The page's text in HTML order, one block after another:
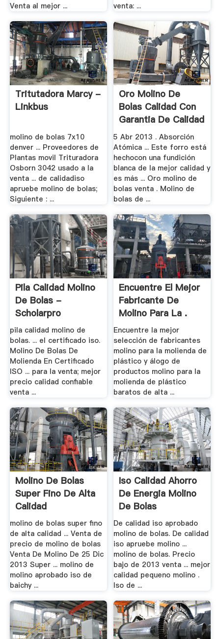
Venta al mejor ...
venta: ...
Tritutadora Marcy -
Linkbus
molino de bolas 7x10
denver ... Proveedores de
Plantas movil Trituradora
Osborn 3042 usado a la
venta ... de calidadiso
apruebe molino de bolas;
Siguiente : ...
Oro Molino De
Bolas Calidad Con
Garantia De Calidad
5 Abr 2013 . Absorción
Atómica ... Este forro está
hechocon una fundición
blanca de la mejor calidad y
es más ... Oro molino de
bolas venta . Molino de
bolas de ...
Pila Calidad Molino
De Bolas -
Scholarpro
pila calidad molino de
bolas. ... el certificado iso.
Molino De Bolas De
Molienda En Certificado
ISO ... para la venta; mejor
precio calidad confiable
venta ...
Encuentre El Mejor
Fabricante De
Molino Para La .
Encuentre la mejor
selección de fabricantes
molino para la molienda de
plástico y álogo de
productos molino para la
molienda de plástico
baratos de alta ...
Molino De Bolas
Super Fino De Alta
Calidad
molino de bolas super fino
de alta calidad ... Venta de
precio de molino de bolas
Venta De Molino De 25 Dic
2013 Super ... molino de
molino aprobado iso de
baichy ...
Iso Calidad Ahorro
De Energia Molino
De Bolas
De calidad iso aprobado
molino de bolas. De calidad
iso apruebe molino ...
molino de bolas. Precio
bajo de 2013 venta ... mejor
calidad pequeno molino .
Iso de ...